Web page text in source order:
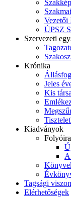
Vezetői
ÚPSZ
Szervezeti
Krónika
Jeles
Kis
Kiadványok
Tagsági
Elérhetőségek